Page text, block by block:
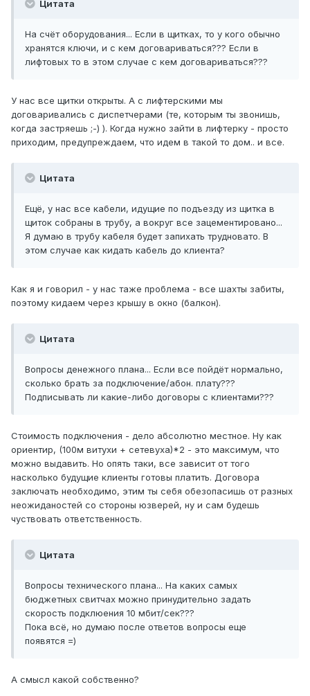
Цитата
На счёт оборудования... Если в щитках, то у кого обычно
хранятся ключи, и с кем договариваться??? Если в
лифтовых то в этом случае с кем договариваться???
У нас все щитки открыты. А с лифтерскими мы
договаривались с диспетчерами (те, которым ты звонишь,
когда застряешь ;-) ). Когда нужно зайти в лифтерку - просто
приходим, предупреждаем, что идем в такой то дом.. и все.
Цитата
Ещё, у нас все кабели, идущие по подъезду из щитка в
щиток собраны в трубу, а вокруг все зацементировано...
Я думаю в трубу кабеля будет запихать трудновато. В
этом случае как кидать кабель до клиента?
Как я и говорил - у нас таже проблема - все шахты забиты,
поэтому кидаем через крышу в окно (балкон).
Цитата
Вопросы денежного плана... Если все пойдёт нормально,
сколько брать за подключение/абон. плату???
Подписывать ли какие-либо договоры с клиентами???
Стоимость подключения - дело абсолютно местное. Ну как
ориентир, (100м витухи + сетевуха)*2 - это максимум, что
можно выдавить. Но опять таки, все зависит от того
насколько будущие клиенты готовы платить. Договора
заключать необходимо, этим ты себя обезопасишь от разных
неожиданостей со стороны юзверей, ну и сам будешь
чуствовать ответственность.
Цитата
Вопросы технического плана... На каких самых
бюджетных свитчах можно принудительно задать
скорость подклюения 10 мбит/сек???
Пока всё, но думаю после ответов вопросы еще
появятся =)
А смысл какой собственно?